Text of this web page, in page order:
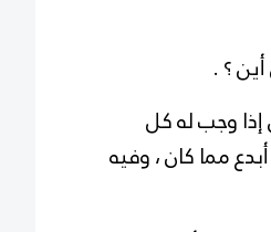
؟ .
وجب له كل
مما كان ، وفيه